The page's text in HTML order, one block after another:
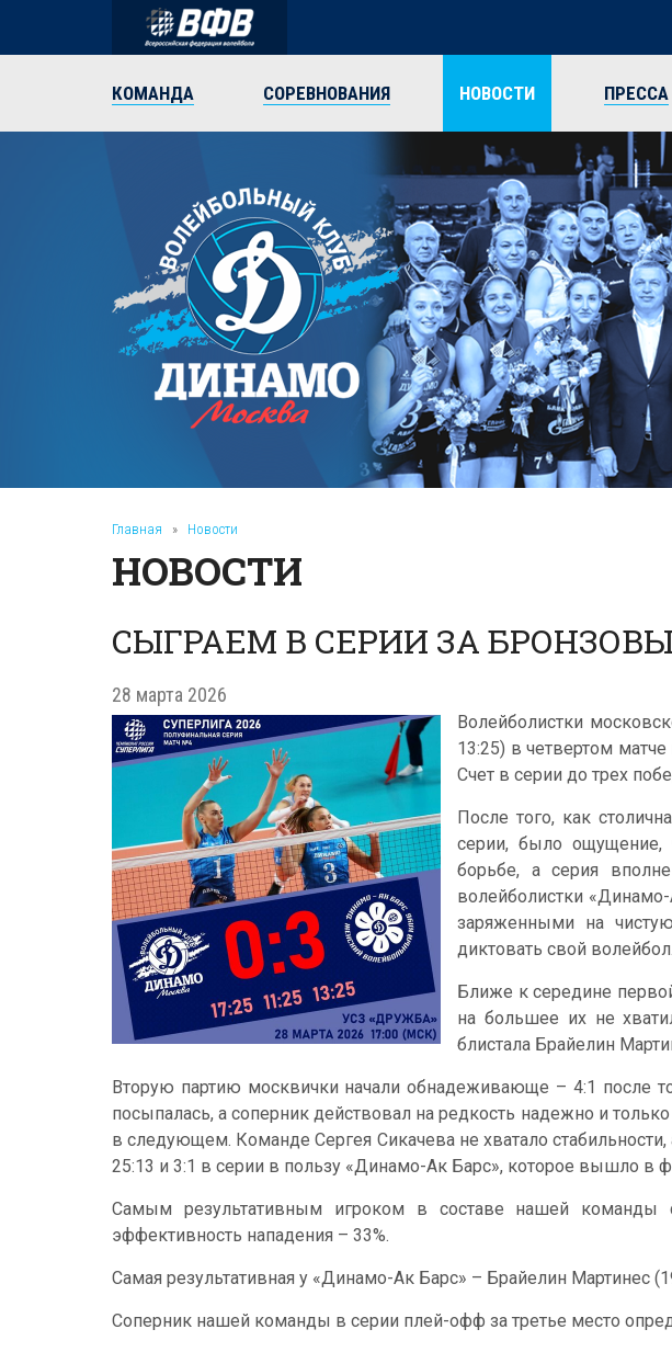
КОМАНДА СОРЕВНОВАНИЯ НОВОСТИ ПРЕССА
Главная » Новости
НОВОСТИ
СЫГРАЕМ В СЕРИИ ЗА
28 марта 2026
Волейболистки
13:25) в четвертом
Счет в серии до трех
После того, как
серии, было ощущение,
борьбе, а серия
волейболистки
заряженными на
диктовать свой волейбол.
Ближе к середине
на большее их не
блистала Брайелин
Вторую партию москвички начали обнадеживающе – 4:1 после
посыпалась, а соперник действовал на редкость надежно и
в следующем. Команде Сергея Сикачева не хватало
25:13 и 3:1 в серии в пользу «Динамо-Ак Барс», которое вышло в
Самым результативным игроком в составе нашей команды
эффективность нападения – 33%.
Самая результативная у «Динамо-Ак Барс» – Брайелин Мартинес
Соперник нашей команды в серии плей-офф за третье место